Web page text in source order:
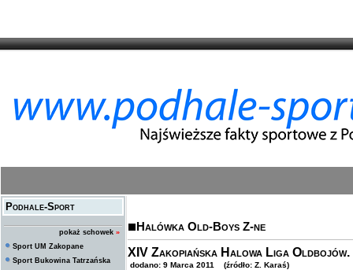
Podhale-Sport
pokaż schowek »
Sport UM Zakopane
Sport Bukowina Tatrzańska
Halówka Old-Boys Z-ne
XIV Zakopiańska Halowa Liga
dodano: 9 Marca 2011 (źródło: Z. Karaś)